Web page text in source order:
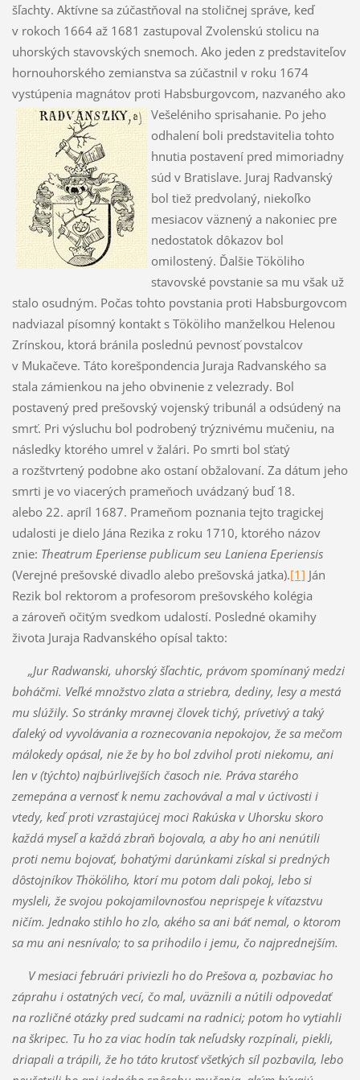
šľachty. Aktívne sa zúčastňoval na stoličnej správe, keď
v rokoch 1664 až 1681 zastupoval Zvolenskú stolicu na
uhorských stavovských snemoch. Ako jeden z predstaviteľov
hornouhorského zemianstva sa zúčastnil v roku 1674
vystúpenia magnátov proti Habsburgovcom, nazvaného ako
Vešeléniho sprisahanie. Po jeho
odhalení boli predstavitelia tohto
hnutia postavení pred mimoriadny
súd v Bratislave. Juraj Radvanský
bol tiež predvolaný, niekoľko
mesiacov väznený a nakoniec pre
nedostatok dôkazov bol
omilostený. Ďalšie Tököliho
stavovské povstanie sa mu však už
stalo osudným. Počas tohto povstania proti Habsburgovcom
nadviazal písomný kontakt s Tököliho manželkou Helenou
Zrínskou, ktorá bránila poslednú pevnosť povstalcov
v Mukačeve. Táto korešpondencia Juraja Radvanského sa
stala zámienkou na jeho obvinenie z velezrady. Bol
postavený pred prešovský vojenský tribunál a odsúdený na
smrť. Pri výsluchu bol podrobený trýznivému mučeniu, na
následky ktorého umrel v žalári. Po smrti bol sťatý
a rozštvrtený podobne ako ostaní obžalovaní. Za dátum jeho
smrti je vo viacerých prameňoch uvádzaný buď 18.
alebo 22. apríl 1687. Prameňom poznania tejto tragickej
udalosti je dielo Jána Rezika z roku 1710, ktorého názov
znie: Theatrum Eperiense publicum seu Laniena Eperiensis
(Verejné prešovské divadlo alebo prešovská jatka).[1] Ján
Rezik bol rektorom a profesorom prešovského kolégia
a zároveň očitým svedkom udalostí. Posledné okamihy
života Juraja Radvanského opísal takto:
„Jur Radwanski, uhorský šľachtic, právom spomínaný medzi
boháčmi. Veľké množstvo zlata a striebra, dediny, lesy a mestá
mu slúžily. So stránky mravnej človek tichý, prívetivý a taký
ďaleký od vyvolávania a roznecovania nepokojov, že sa mečom
málokedy opásal, nie že by ho bol zdvihol proti niekomu, ani
len v (týchto) najbúrlivejších časoch nie. Práva starého
zemepána a vernosť k nemu zachovával a mal v úctivosti i
vtedy, keď proti vzrastajúcej moci Rakúska v Uhorsku skoro
každá myseľ a každá zbraň bojovala, a aby ho ani nenútili
proti nemu bojovať, bohatými darúnkami získal si predných
dôstojníkov Thököliho, ktorí mu potom dali pokoj, lebo si
mysleli, že svojou pokojamilovnosťou neprispeje k víťazstvu
ničím. Jednako stihlo ho zlo, akého sa ani báť nemal, o ktorom
sa mu ani nesnívalo; to sa prihodilo i jemu, čo najprednejším.
V mesiaci februári priviezli ho do Prešova a, pozbaviac ho
záprahu i ostatných vecí, čo mal, uväznili a nútili odpovedať
na rozličné otázky pred sudcami na radnici; potom ho vytiahli
na škripec. Tu ho za viac hodín tak neľudsky rozpínali, piekli,
driapali a trápili, že ho táto krutosť všetkých síl pozbavila, lebo